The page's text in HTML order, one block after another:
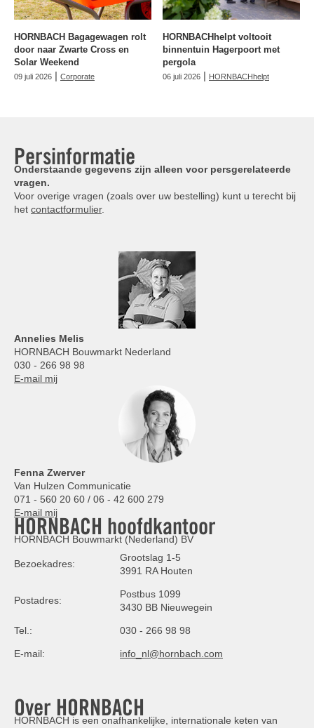
HORNBACH Bagagewagen rolt
door naar Zwarte Cross en
Solar Weekend
09 juli 2026 | Corporate
HORNBACHhelpt voltooit
binnentuin Hagerpoort met
pergola
06 juli 2026 | HORNBACHhelpt
Persinformatie
Onderstaande gegevens zijn alleen voor persgerelateerde
vragen.
Voor overige vragen (zoals over uw bestelling) kunt u terecht bij
het contactformulier.
Annelies Melis
HORNBACH Bouwmarkt Nederland
030 - 266 98 98
E-mail mij
Fenna Zwerver
Van Hulzen Communicatie
071 - 560 20 60 / 06 - 42 600 279
E-mail mij
HORNBACH hoofdkantoor
HORNBACH Bouwmarkt (Nederland) BV
Bezoekadres:
Grootslag 1-5
3991 RA Houten
Postadres:
Postbus 1099
3430 BB Nieuwegein
Tel.: 030 - 266 98 98
E-mail: info_nl@hornbach.com
Over HORNBACH
HORNBACH is een onafhankelijke, internationale keten van